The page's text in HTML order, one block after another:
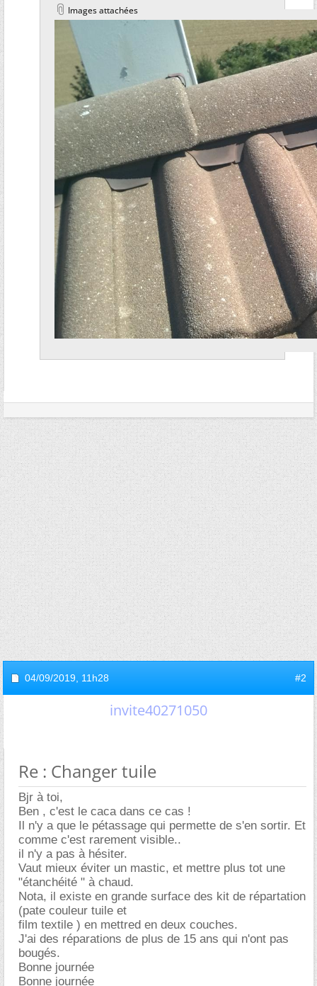
Images attachées
04/09/2019, 11h28 #2
invite40271050
Re : Changer tuile
Bjr à toi,
Ben , c'est le caca dans ce cas !
Il n'y a que le pétassage qui permette de s'en sortir. Et
comme c'est rarement visible..
il n'y a pas à hésiter.
Vaut mieux éviter un mastic, et mettre plus tot une
"étanchéité " à chaud.
Nota, il existe en grande surface des kit de répartation
(pate couleur tuile et
film textile ) en mettred en deux couches.
J'ai des réparations de plus de 15 ans qui n'ont pas
bougés.
Bonne journée
Bonne journée